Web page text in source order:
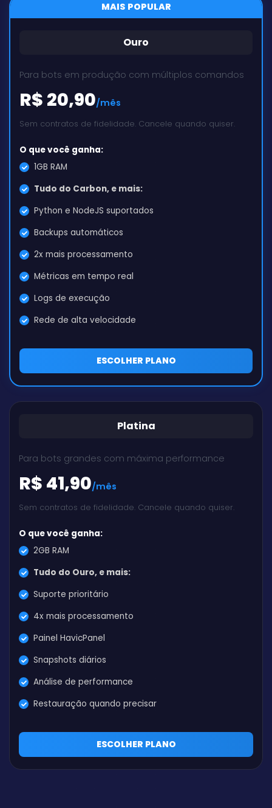
MAIS POPULAR
Ouro
Para bots em produção com múltiplos comandos
R$ 20,90/mês
Sem contratos de fidelidade. Cancele quando quiser.
O que você ganha:
1GB RAM
Tudo do Carbon, e mais:
Python e NodeJS suportados
Backups automáticos
2x mais processamento
Métricas em tempo real
Logs de execução
Rede de alta velocidade
ESCOLHER PLANO
Platina
Para bots grandes com máxima performance
R$ 41,90/mês
Sem contratos de fidelidade. Cancele quando quiser.
O que você ganha:
2GB RAM
Tudo do Ouro, e mais:
Suporte prioritário
4x mais processamento
Painel HavicPanel
Snapshots diários
Análise de performance
Restauração quando precisar
ESCOLHER PLANO